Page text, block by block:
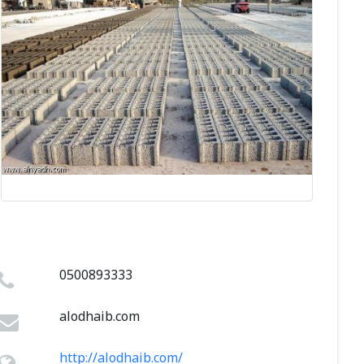
0500893333
alodhaib.com
http://alodhaib.com/